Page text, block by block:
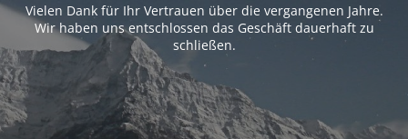
Vielen Dank für Ihr Vertrauen über die vergangenen Jahre.
Wir haben uns entschlossen das Geschäft dauerhaft zu
schließen.